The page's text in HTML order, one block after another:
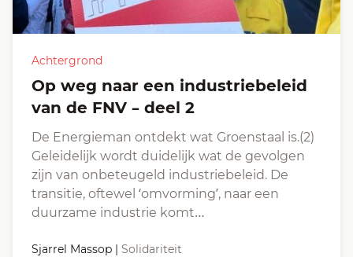
Achtergrond
Op weg naar een industriebeleid
van de FNV – deel 2
De Energieman ontdekt wat Groenstaal is.(2)
Geleidelijk wordt duidelijk wat de gevolgen
zijn van onbeteugeld industriebeleid. De
transitie, oftewel ‘omvorming’, naar een
duurzame industrie komt…
Sjarrel Massop | Solidariteit